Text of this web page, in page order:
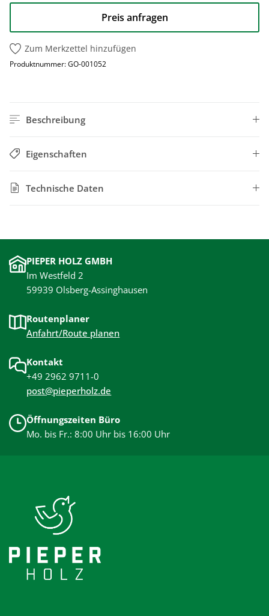
Preis anfragen
Zum Merkzettel hinzufügen
Produktnummer:GO-001052
Beschreibung
Eigenschaften
Technische Daten
PIEPER HOLZ GMBH
Im Westfeld 2
59939 Olsberg-Assinghausen
Routenplaner
Anfahrt/Route planen
Kontakt
+49 2962 9711-0
post@pieperholz.de
Öffnungszeiten Büro
Mo. bis Fr.: 8:00 Uhr bis 16:00 Uhr